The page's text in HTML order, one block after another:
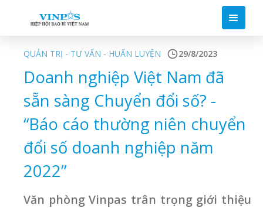
QUẢN TRỊ - TƯ VẤN - HUẤN LUYỆN 29/8/2023
Doanh nghiệp Việt Nam đã
sẵn sàng Chuyển đổi số? -
“Báo cáo thường niên chuyển
đổi số doanh nghiệp năm
2022”
Văn phòng Vinpas trân trọng giới thiệu